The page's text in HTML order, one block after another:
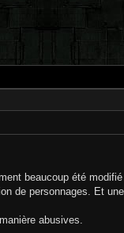
beaucoup été
de personnages. Et
abusives.